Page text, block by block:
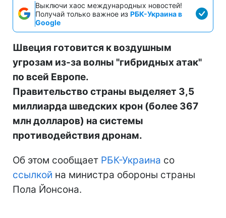
Выключи хаос международных новостей!
Получай только важное из РБК-Украина в
Google
Швеция готовится к воздушным
угрозам из-за волны "гибридных атак"
по всей Европе.
Правительство страны выделяет 3,5
миллиарда шведских крон (более 367
млн долларов) на системы
противодействия дронам.
Об этом сообщает РБК-Украина со
ссылкой на министра обороны страны
Пола Йонсона.